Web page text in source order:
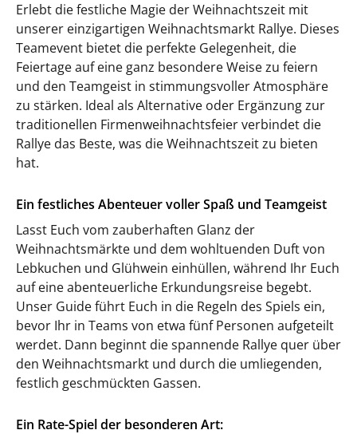
Erlebt die festliche Magie der Weihnachtszeit mit
unserer einzigartigen Weihnachtsmarkt Rallye. Dieses
Teamevent bietet die perfekte Gelegenheit, die
Feiertage auf eine ganz besondere Weise zu feiern
und den Teamgeist in stimmungsvoller Atmosphäre
zu stärken. Ideal als Alternative oder Ergänzung zur
traditionellen Firmenweihnachtsfeier verbindet die
Rallye das Beste, was die Weihnachtszeit zu bieten
hat.
Ein festliches Abenteuer voller Spaß und Teamgeist
Lasst Euch vom zauberhaften Glanz der
Weihnachtsmärkte und dem wohltuenden Duft von
Lebkuchen und Glühwein einhüllen, während Ihr Euch
auf eine abenteuerliche Erkundungsreise begebt.
Unser Guide führt Euch in die Regeln des Spiels ein,
bevor Ihr in Teams von etwa fünf Personen aufgeteilt
werdet. Dann beginnt die spannende Rallye quer über
den Weihnachtsmarkt und durch die umliegenden,
festlich geschmückten Gassen.
Ein Rate-Spiel der besonderen Art: